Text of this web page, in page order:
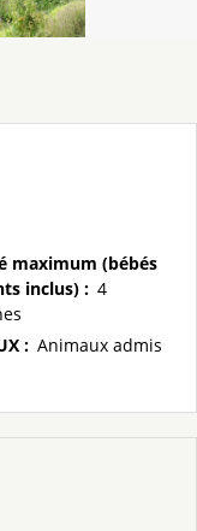
maximum (bébés
inclus) : 4
: Animaux admis